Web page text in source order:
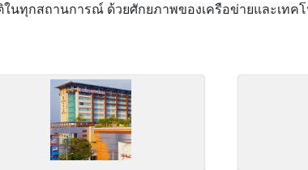
ทุกสถานการณ์ ด้วยศักยภาพของเครือข่ายและเทค